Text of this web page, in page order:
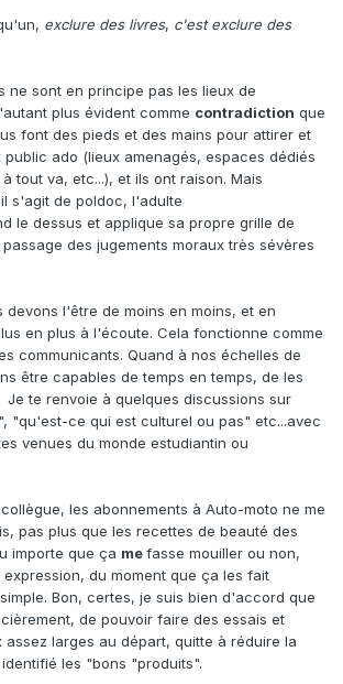
exclure des livres, c'est exclure des
ne sont en principe pas les lieux de
plus évident comme contradiction que
font des pieds et des mains pour attirer et
ado (lieux amenagés, espaces dédiés
tout va, etc...), et ils ont raison. Mais
s'agit de poldoc, l'adulte
le dessus et applique sa propre grille de
des jugements moraux très sévères
devons l'être de moins en moins, et en
en plus à l'écoute. Cela fonctionne comme
communicants. Quand à nos échelles de
être capables de temps en temps, de les
te renvoie à quelques discussions sur
"qu'est-ce qui est culturel ou pas" etc...avec
venues du monde estudiantin ou
les abonnements à Auto-moto ne me
pas plus que les recettes de beauté des
importe que ça mefasse mouiller ou non,
du moment que ça les fait
Bon, certes, je suis bien d'accord que
de pouvoir faire des essais et
larges au départ, quitte à réduire la
les "bons "produits".